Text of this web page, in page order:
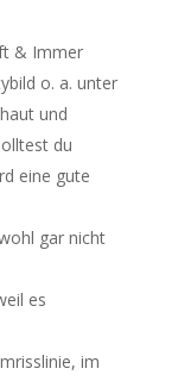
& Immer
o. a. unter
und
du
eine gute
gar nicht
es
im